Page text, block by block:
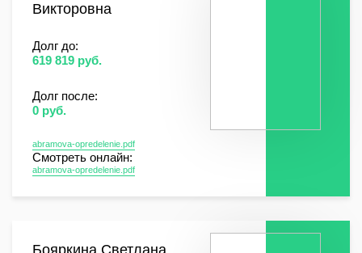
Викторовна
Долг до:
619 819 руб.
Долг после:
0 руб.
abramova-opredelenie.pdf
Смотреть онлайн:
abramova-opredelenie.pdf
Бояркина Светлана